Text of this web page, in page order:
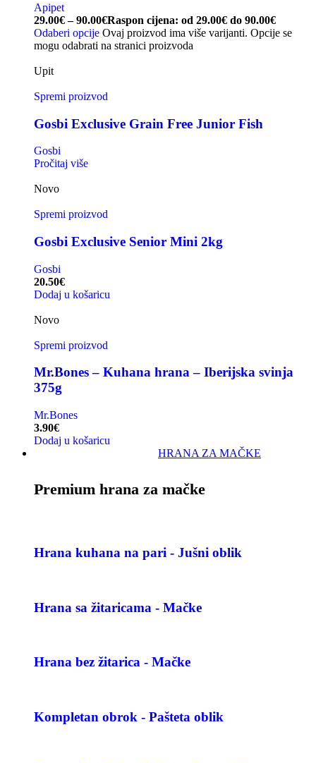
Apipet
29.00€ – 90.00€Raspon cijena: od 29.00€ do 90.00€
Odaberi opcije Ovaj proizvod ima više varijanti. Opcije se
mogu odabrati na stranici proizvoda
Upit
Spremi proizvod
Gosbi Exclusive Grain Free Junior Fish
Gosbi
Pročitaj više
Novo
Spremi proizvod
Gosbi Exclusive Senior Mini 2kg
Gosbi
20.50€
Dodaj u košaricu
Novo
Spremi proizvod
Mr.Bones – Kuhana hrana – Iberijska svinja
375g
Mr.Bones
3.90€
Dodaj u košaricu
HRANA ZA MAČKE
Premium hrana za mačke
Hrana kuhana na pari - Jušni oblik
Hrana sa žitaricama - Mačke
Hrana bez žitarica - Mačke
Kompletan obrok - Pašteta oblik